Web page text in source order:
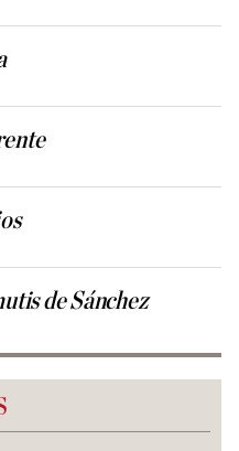
de Sánchez